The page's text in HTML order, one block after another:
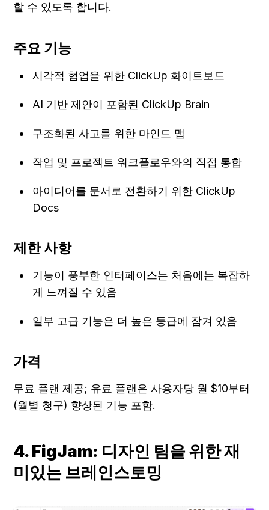
할 수 있도록 합니다.
주요 기능
시각적 협업을 위한 ClickUp 화이트보드
AI 기반 제안이 포함된 ClickUp Brain
구조화된 사고를 위한 마인드 맵
작업 및 프로젝트 워크플로우와의 직접 통합
아이디어를 문서로 전환하기 위한 ClickUp
Docs
제한 사항
기능이 풍부한 인터페이스는 처음에는 복잡하
게 느껴질 수 있음
일부 고급 기능은 더 높은 등급에 잠겨 있음
가격
무료 플랜 제공; 유료 플랜은 사용자당 월 $10부터
(월별 청구) 향상된 기능 포함.
4. FigJam: 디자인 팀을 위한 재
미있는 브레인스토밍